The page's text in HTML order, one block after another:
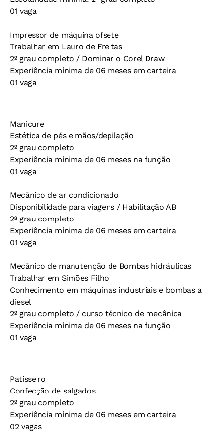
01 vaga
Impressor de máquina ofsete
Trabalhar em Lauro de Freitas
2º grau completo / Dominar o Corel Draw
Experiência mínima de 06 meses em carteira
01 vaga
Manicure
Estética de pés e mãos/depilação
2º grau completo
Experiência mínima de 06 meses na função
01 vaga
Mecânico de ar condicionado
Disponibilidade para viagens / Habilitação AB
2º grau completo
Experiência mínima de 06 meses em carteira
01 vaga
Mecânico de manutenção de Bombas hidráulicas
Trabalhar em Simões Filho
Conhecimento em máquinas industriais e bombas a
diesel
2º grau completo / curso técnico de mecânica
Experiência mínima de 06 meses na função
01 vaga
Patisseiro
Confecção de salgados
2º grau completo
Experiência mínima de 06 meses em carteira
02 vagas